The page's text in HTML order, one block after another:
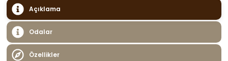
Açıklama
Odalar
Özellikler